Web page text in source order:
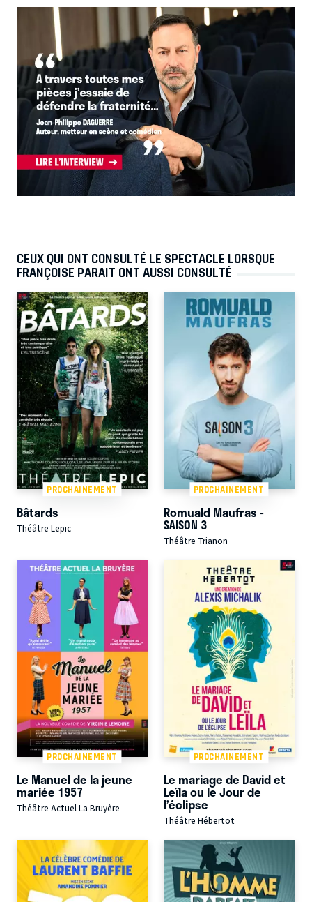
CEUX QUI ONT CONSULTÉ LE SPECTACLE LORSQUE
FRANÇOISE PARAIT ONT AUSSI CONSULTÉ
PROCHAINEMENT
Bâtards
Théâtre Lepic
PROCHAINEMENT
Romuald Maufras -
SAISON 3
Théâtre Trianon
PROCHAINEMENT
Le Manuel de la jeune
mariée 1957
Théâtre Actuel La Bruyère
PROCHAINEMENT
Le mariage de David et
Leïla ou le Jour de
l’éclipse
Théâtre Hébertot